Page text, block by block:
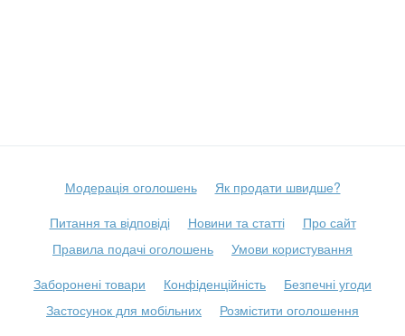
Модерація оголошень
Як продати швидше?
Питання та відповіді
Новини та статті
Про сайт
Правила подачі оголошень
Умови користування
Заборонені товари
Конфіденційність
Безпечні угоди
Застосунок для мобільних
Розмістити оголошення